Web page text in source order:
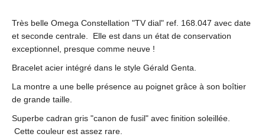
Très belle Omega Constellation "TV dial" ref. 168.047 avec date
et seconde centrale. Elle est dans un état de conservation
exceptionnel, presque comme neuve !
Bracelet acier intégré dans le style Gérald Genta.
La montre a une belle présence au poignet grâce à son boîtier
de grande taille.
Superbe cadran gris "canon de fusil" avec finition soleillée.
Cette couleur est assez rare.